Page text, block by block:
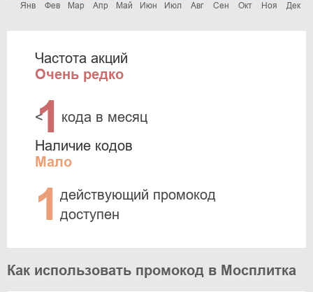
Янв Фев Мар Апр Май Июн Июл Авг Сен Окт Ноя Дек
Частота акций
Очень редко
<
1 кода в месяц
Наличие кодов
Мало
1 действующий промокод
доступен
Как использовать промокод в Мосплитка